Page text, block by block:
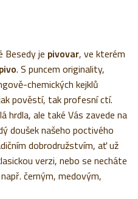
Besedy je pivovar, ve kterém
. S puncem originality,
chemických kejklů
pověstí, tak profesní ctí.
hrdla, ale také Vás zavede na
doušek našeho poctivého
dobrodružstvím, ať už
verzi, nebo se necháte
černým, medovým,